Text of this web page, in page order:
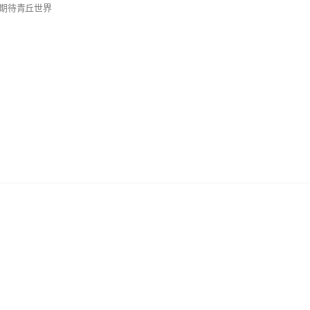
待青丘世界